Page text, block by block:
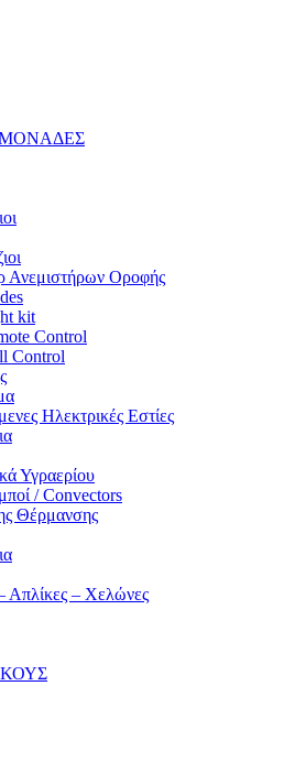
Ανεμιστήρων Οροφής
kit
Control
Control
Ηλεκτρικές Εστίες
Υγραερίου
/ Convectors
Θέρμανσης
Απλίκες – Χελώνες